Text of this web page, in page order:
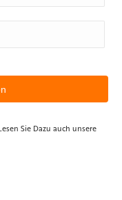
Sie Dazu auch unsere